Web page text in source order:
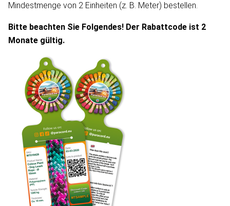
Mindestmenge von 2 Einheiten (z. B. Meter) bestellen.
Bitte beachten Sie Folgendes! Der Rabattcode ist 2
Monate gültig.